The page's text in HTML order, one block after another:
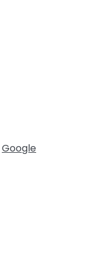
Google